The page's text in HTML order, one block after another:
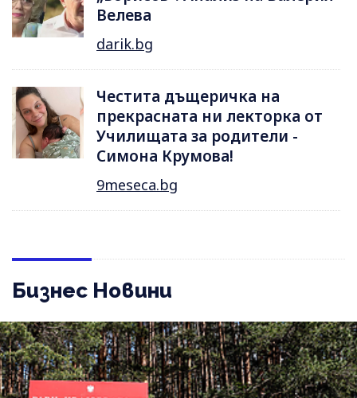
Велева
darik.bg
Честита дъщеричка на
прекрасната ни лекторка от
Училищата за родители -
Симона Крумова!
9meseca.bg
Бизнес Новини